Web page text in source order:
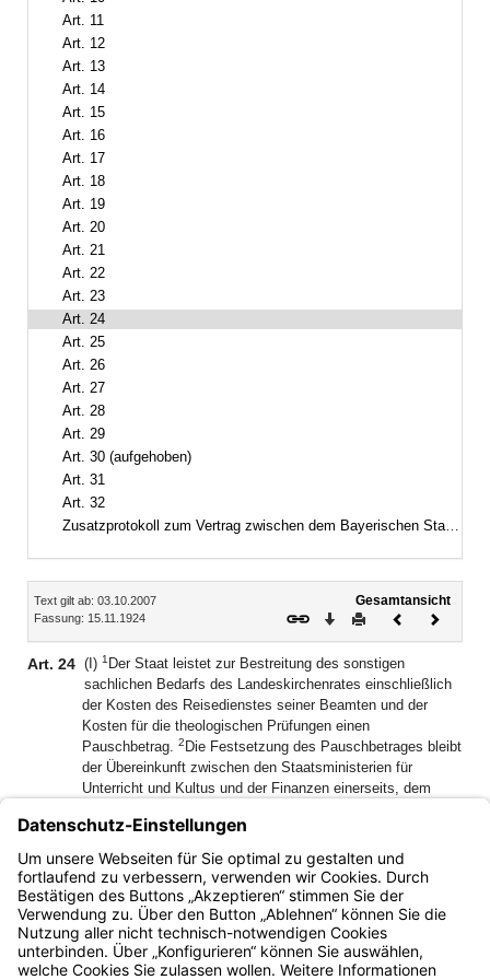
Art. 11
Art. 12
Art. 13
Art. 14
Art. 15
Art. 16
Art. 17
Art. 18
Art. 19
Art. 20
Art. 21
Art. 22
Art. 23
Art. 24
Art. 25
Art. 26
Art. 27
Art. 28
Art. 29
Art. 30 (aufgehoben)
Art. 31
Art. 32
Zusatzprotokoll zum Vertrag zwischen dem Bayerischen Staate und der Evangelisch-Lutherischen Kirche in Bayern vom 15. November 1924, zuletzt geändert durch Vertrag vom 20. November 1984
Inhalt
Text gilt ab: 03.10.2007
Fassung: 15.11.1924
Gesamtansicht
Download
DruckenVorheriges
Art. 24 (I) 1 Der Staat leistet zur Bestreitung des sonstigen
sachlichen Bedarfs des Landeskirchenrates einschließlich
der Kosten des Reisedienstes seiner Beamten und der
Kosten für die theologischen Prüfungen einen
Pauschbetrag. 2 Die Festsetzung des Pauschbetrages bleibt
der Übereinkunft zwischen den Staatsministerien für
Unterricht und Kultus und der Finanzen einerseits, dem
(II) In einem Abstand von fünf Jahren erfolgt jeweils eine die
etwa eingetretene Änderung der Preisverhältnisse
berücksichtigende Neuregelung.
Bayern.de